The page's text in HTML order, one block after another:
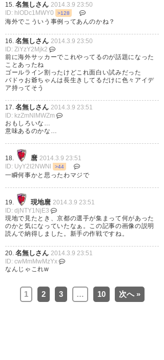
15. 名無しさん 2014.3.9 23:50
ID: hlODc1MWY0
>128
海外でこういう事例ってあんのかね？
16. 名無しさん 2014.3.9 23:50
ID: ZiYzY2Mjk2
前に海外サッカーでこれやってるのが話題になった
ことあったね
ゴールライン割ったけどこれ面白い試みだった
バドゥお爺ちゃんは長生きしてるだけに色々アイデ
ア持ってそう
17. 名無しさん 2014.3.9 23:51
ID: kzZmNlMWZm
おもしろいな…
意味あるのかな…
18. 麿 2014.3.9 23:51
ID: UyY2I2NWNl
>44
一瞬何事かと思ったわマジで
19. 現地麿 2014.3.9 23:51
ID: djNTY1NjE3
現地で見たとき、京都の選手が集まって何があった
のかと気になっていたなぁ。この記事の画像の説明
読んで納得しました。新手の作戦ですね。
20. 名無しさん 2014.3.9 23:51
ID: cwMmMwMzYx
なんじゃこれw
1 2 3 … 10 次へ »